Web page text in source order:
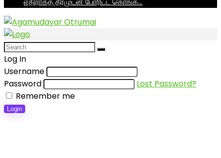
Log In
Username
Password
Lost Password?
Remember me
Login